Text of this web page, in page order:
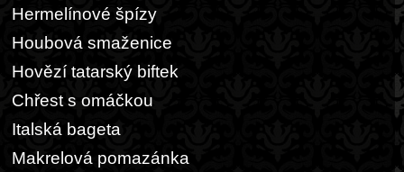
Hermelínové špízy
Houbová smaženice
Hovězí tatarský biftek
Chřest s omáčkou
Italská bageta
Makrelová pomazánka